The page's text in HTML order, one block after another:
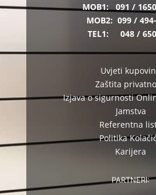
MOB1:091 /
MOB2: 099 /
TEL1:048 /
Uvjeti
Zaštita
Izjava o sigurnosti
Jamstva
Referentna
Politika
Karijera
PARTNERI: